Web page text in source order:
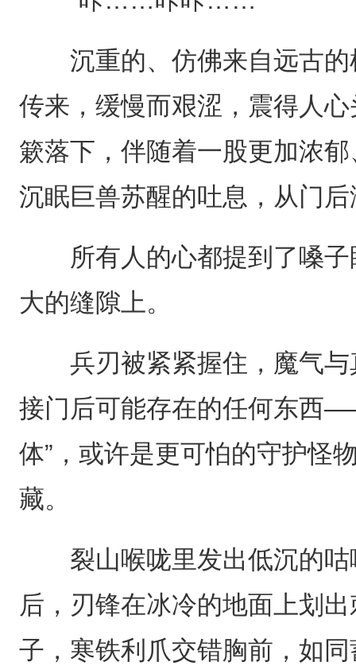
沉重的、仿佛来自远古的
传来，缓慢而艰涩，震得人
簌落下，伴随着一股更加浓
沉眠巨兽苏醒的吐息，从门
所有人的心都提到了嗓子
大的缝隙上。
兵刃被紧紧握住，魔气与
接门后可能存在的任何东西
体”，或许是更可怕的守护
藏。
裂山喉咙里发出低沉的咕
后，刃锋在冰冷的地面上划
子，寒铁利爪交错胸前，如